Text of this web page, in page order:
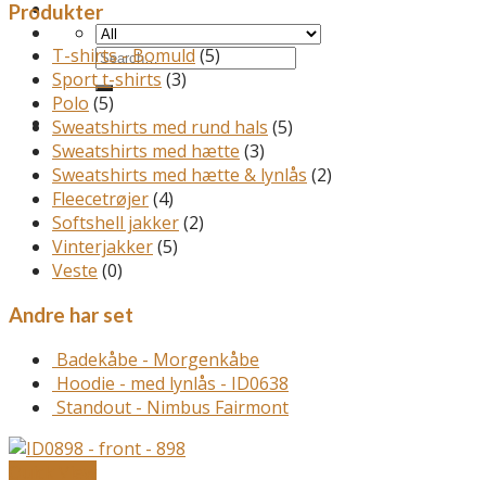
Produkter
T-shirts - Bomuld(5)
Sport t-shirts (3)
Polo (5)
Sweatshirts med rund hals (5)
Sweatshirts med hætte (3)
Sweatshirts med hætte & lynlås (2)
Fleecetrøjer(4)
Softshell jakker(2)
Vinterjakker(5)
Veste (0)
Andre har set
Badekåbe - Morgenkåbe
Hoodie - med lynlås - ID0638
Standout - Nimbus Fairmont